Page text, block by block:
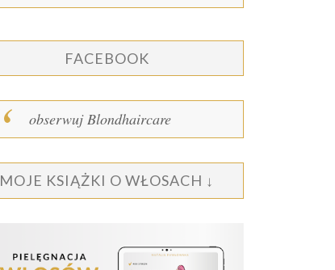
FACEBOOK
obserwuj Blondhaircare
MOJE KSIĄŻKI O WŁOSACH ↓